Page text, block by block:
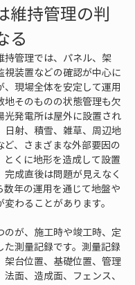
維持管理の判
る
持管理では、パネル、架
視装置などの確認が中心に
、現場全体を安定して運用
地そのものの状態管理も欠
光発電所は屋外に設置され
日射、積雪、雑草、周辺地
ど、さまざまな外部要因の
とくに地形を造成して設置
完成直後は問題が見えなく
数年の運用を通じて地盤や
わることがあります。
のが、施工時や竣工時、定
た測量記録です。測量記録
架台位置、基礎位置、管理
面、造成面、フェンス、